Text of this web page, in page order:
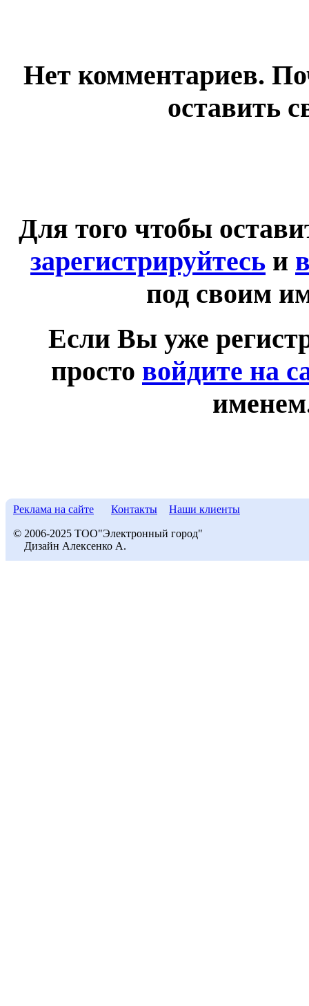
Нет комментариев.
оставить
Для того чтобы
зарегистрируйтесь и
под своим
Если Вы уже
просто войдите на
Реклама на сайте Контакты Наши клиенты
© 2006-2025 ТОО"Электронный город"
Дизайн Алексенко А.